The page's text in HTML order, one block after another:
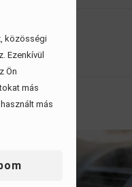
közösségi
Ezenkívül
Ön
más
más